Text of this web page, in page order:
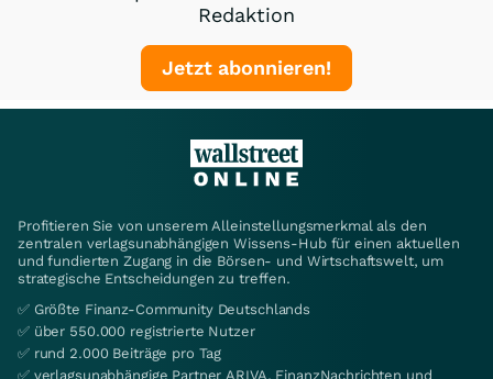
Redaktion
Jetzt abonnieren!
Profitieren Sie von unserem Alleinstellungsmerkmal als den
zentralen verlagsunabhängigen Wissens-Hub für einen aktuellen
und fundierten Zugang in die Börsen- und Wirtschaftswelt, um
strategische Entscheidungen zu treffen.
✅ Größte Finanz-Community Deutschlands
✅ über 550.000 registrierte Nutzer
✅ rund 2.000 Beiträge pro Tag
✅ verlagsunabhängige Partner ARIVA, FinanzNachrichten und